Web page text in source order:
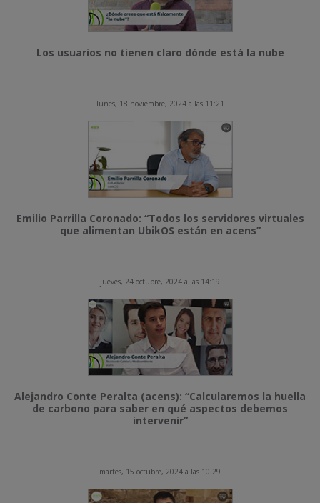
Los usuarios no tienen claro dónde está la nube
lunes, 18 noviembre, 2024 a las 11:21
Emilio Parrilla Coronado: “Todos los servidores virtuales
que alimentan UbikOS están en acens”
jueves, 24 octubre, 2024 a las 14:19
Alejandro Conte Peralta (acens): “Calcularemos la huella
de carbono para saber en qué aspectos debemos
intervenir”
martes, 15 octubre, 2024 a las 10:29